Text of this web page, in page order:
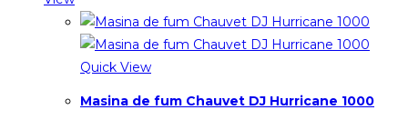
Quick View
Masina de fum Chauvet DJ Hurricane 1000